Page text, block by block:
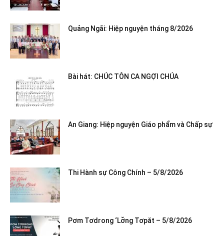
Quảng Ngãi: Hiệp nguyện tháng 8/2026
Bài hát: CHÚC TÔN CA NGỢI CHÚA
An Giang: Hiệp nguyện Giáo phẩm và Chấp sự
Thi Hành sự Công Chính – 5/8/2026
Pơm Tơdrong ‘Lơ̆ng Tơpăt – 5/8/2026